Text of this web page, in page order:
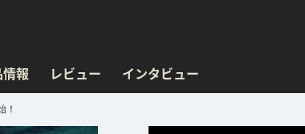
報 レビュー インタビュー
！